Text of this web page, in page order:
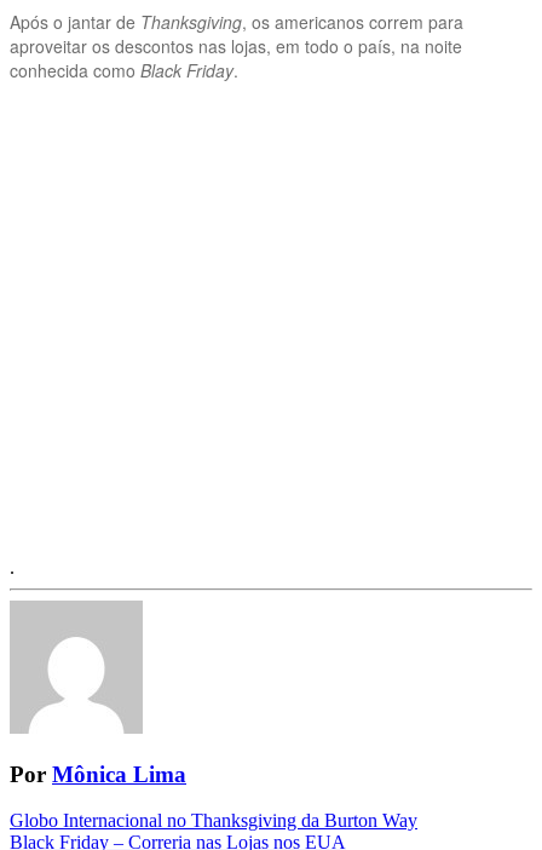
Após o jantar de Thanksgiving, os americanos correm para
aproveitar os descontos nas lojas, em todo o país, na noite
conhecida como Black Friday.
.
Por Mônica Lima
Navegação
Globo Internacional no Thanksgiving da Burton Way
Black Friday – Correria nas Lojas nos EUA